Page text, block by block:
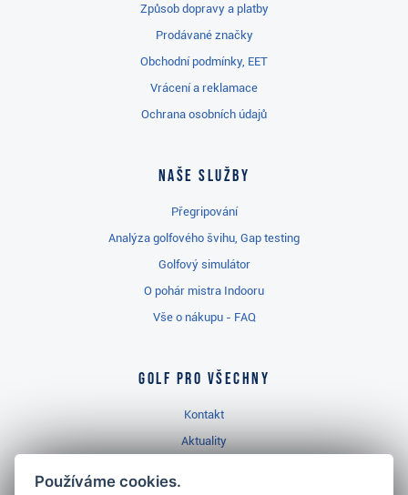
Způsob dopravy a platby
Prodávané značky
Obchodní podmínky, EET
Vrácení a reklamace
Ochrana osobních údajů
Naše služby
Přegripování
Analýza golfového švihu, Gap testing
Golfový simulátor
O pohár mistra Indooru
Vše o nákupu - FAQ
Golf pro všechny
Kontakt
Aktuality
Používáme cookies.